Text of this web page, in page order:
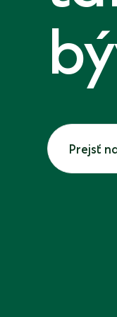
Prejsť